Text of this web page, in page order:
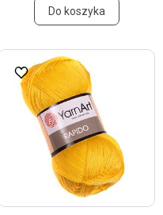
Do koszyka